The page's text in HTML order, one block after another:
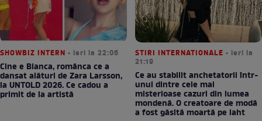
SHOWBIZ INTERN • ieri la 22:06
Cine e Bianca, românca ce a
dansat alături de Zara Larsson,
la UNTOLD 2026. Ce cadou a
primit de la artistă
STIRI INTERNATIONALE • ieri la
21:19
Ce au stabilit anchetatorii într-
unul dintre cele mai
misterioase cazuri din lumea
mondenă. O creatoare de modă
a fost găsită moartă pe iaht